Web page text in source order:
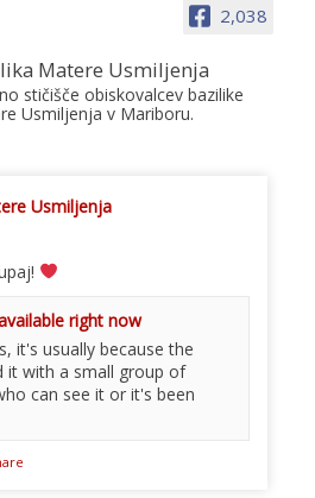
2,038
Matere Usmiljenja
stičišče obiskovalcev bazilike
Usmiljenja v Mariboru.
Usmiljenja
right now
it's usually because the
it with a small group of
can see it or it's been